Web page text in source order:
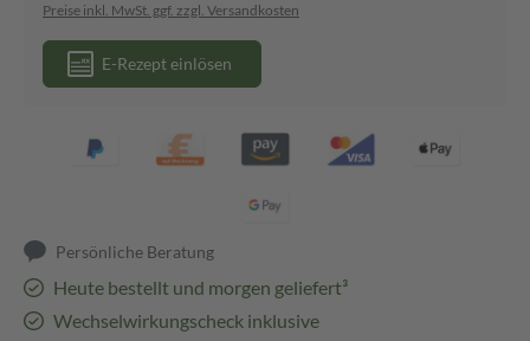
Preise inkl. MwSt. ggf. zzgl. Versandkosten
E-Rezept einlösen
Persönliche Beratung
Heute bestellt und morgen geliefert³
Wechselwirkungscheck inklusive